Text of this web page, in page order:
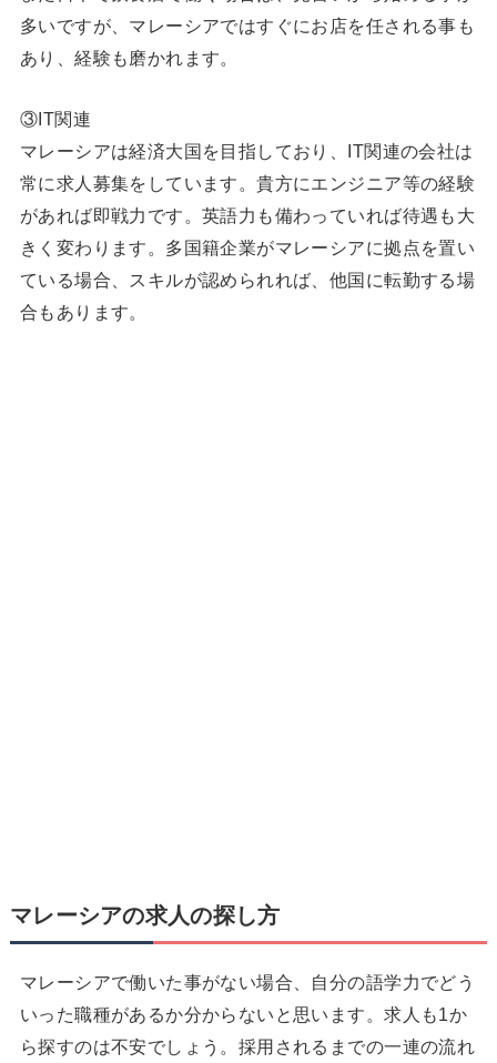
多いですが、マレーシアではすぐにお店を任される事も
あり、経験も磨かれます。
③IT関連
マレーシアは経済大国を目指しており、IT関連の会社は
常に求人募集をしています。貴方にエンジニア等の経験
があれば即戦力です。英語力も備わっていれば待遇も大
きく変わります。多国籍企業がマレーシアに拠点を置い
ている場合、スキルが認められれば、他国に転勤する場
合もあります。
マレーシアの求人の探し方
マレーシアで働いた事がない場合、自分の語学力でどう
いった職種があるか分からないと思います。求人も1か
ら探すのは不安でしょう。採用されるまでの一連の流れ